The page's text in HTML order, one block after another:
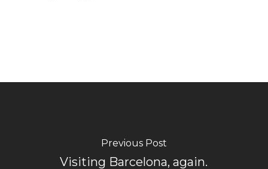
Previous Post
Visiting Barcelona, again.